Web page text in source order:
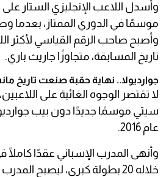
وأصبح صاحب الرقم القياسي لأكثر
تاريخ المسابقة، متجاوزًا جاريث باري.
جوارديولا.. نهاية حقبة صنعت تاريخ
لا تقتصر الوجوه الغائبة على
سيتي موسمًا جديدًا دون بيب
عام 2016.
وأنهى المدرب الإسباني عقدًا كاملًا
خلاله 20 بطولة كبرى، ليصبح